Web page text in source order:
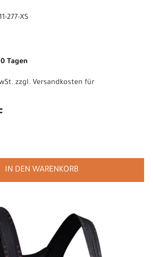
277-XS
Tagen
zzgl. Versandkosten für
IN DEN WARENKORB